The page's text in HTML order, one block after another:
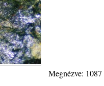
Megnézve: